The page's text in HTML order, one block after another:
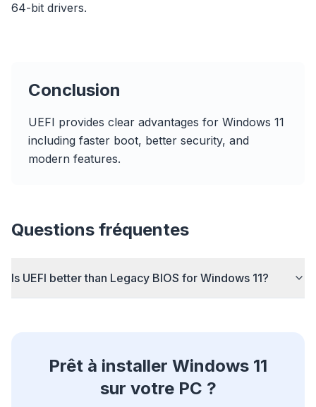
64-bit drivers.
Conclusion
UEFI provides clear advantages for Windows 11
including faster boot, better security, and
modern features.
Questions fréquentes
Is UEFI better than Legacy BIOS for Windows 11?
Prêt à installer Windows 11
sur votre PC ?
Stoppe les overlays IA, les bannières et les